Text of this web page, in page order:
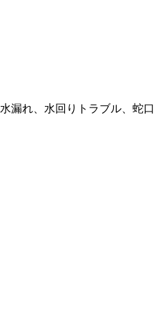
漏れ、水回りトラブル、蛇口